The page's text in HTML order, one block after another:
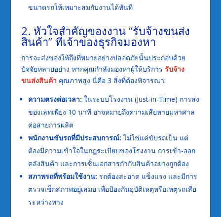
ขนาดรถให้เหมาะสมกับงานได้ทันที
2. หัวใจสำคัญของงาน “รับจ้างขนส่ง
สินค้า” ที่เจ้าของธุรกิจมองหา
การจะส่งของให้ถึงที่หมายอย่างปลอดภัยนั้นประกอบด้วย
ปัจจัยหลายอย่าง หากคุณกำลังมองหาผู้ให้บริการ รับจ้าง
ขนส่งสินค้า คุณภาพสูง นี่คือ 3 สิ่งที่ต้องพิจารณา:
ความตรงต่อเวลา: ในระบบโรงงาน (Just-in-Time) การส่ง
ของเลทเพียง 10 นาที อาจหมายถึงความเสียหายมหาศาล
ต่อสายการผลิต
พนักงานขับรถที่มีประสบการณ์: ไม่ใช่แค่ขับรถเป็น แต่
ต้องมีความเข้าใจในกฎระเบียบของโรงงาน การเข้า-ออก
คลังสินค้า และการเซ็นเอกสารกำกับสินค้าอย่างถูกต้อง
สภาพรถที่พร้อมใช้งาน: รถต้องสะอาด แข็งแรง และมีการ
ตรวจเช็กสภาพอยู่เสมอ เพื่อป้องกันอุบัติเหตุหรือเหตุรถเสีย
ระหว่างทาง